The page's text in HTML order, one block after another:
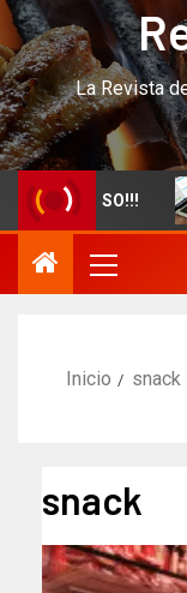
La Revista
CURSO!!!
Inicio snack
snack